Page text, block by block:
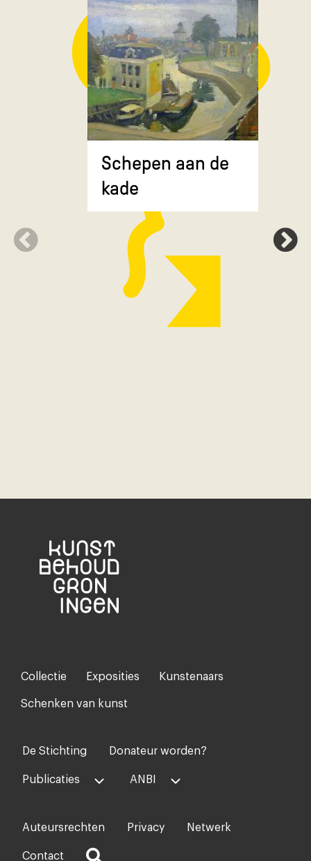
Schepen aan de
kade
Footer-
menu
Collectie Exposities Kunstenaars
Schenken van kunst
Voet
midden
De Stichting Donateur worden?
Publicaties ANBI
Voet
rechts
Auteursrechten Privacy Netwerk
Contact